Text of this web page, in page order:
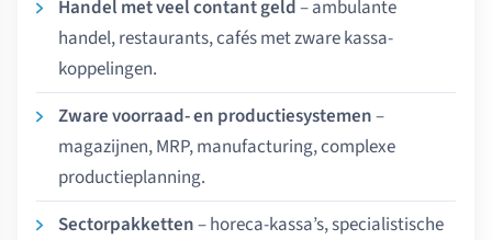
Handel met veel contant geld– ambulante
handel, restaurants, cafés met zware kassa-
koppelingen.
Zware voorraad- en productiesystemen–
magazijnen, MRP, manufacturing, complexe
productieplanning.
Sectorpakketten– horeca-kassa’s, specialistische